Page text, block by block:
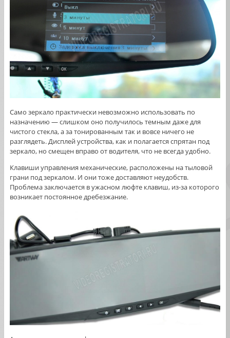
Само зеркало практически невозможно использовать по
назначению — слишком оно получилось темным даже для
чистого стекла, а за тонированным так и вовсе ничего не
разглядеть. Дисплей устройства, как и полагается спрятан под
зеркало, но смещен вправо от водителя, что не всегда удобно.
Клавиши управления механические, расположены на тыловой
грани под зеркалом. И они тоже доставляют неудобств.
Проблема заключается в ужасном люфте клавиш, из-за которого
возникает постоянное дребезжание.